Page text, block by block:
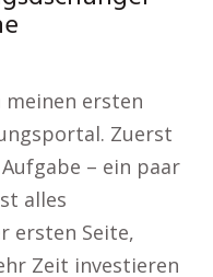
ersten
Zuerst
– ein paar
alles
ersten Seite,
Zeit investieren